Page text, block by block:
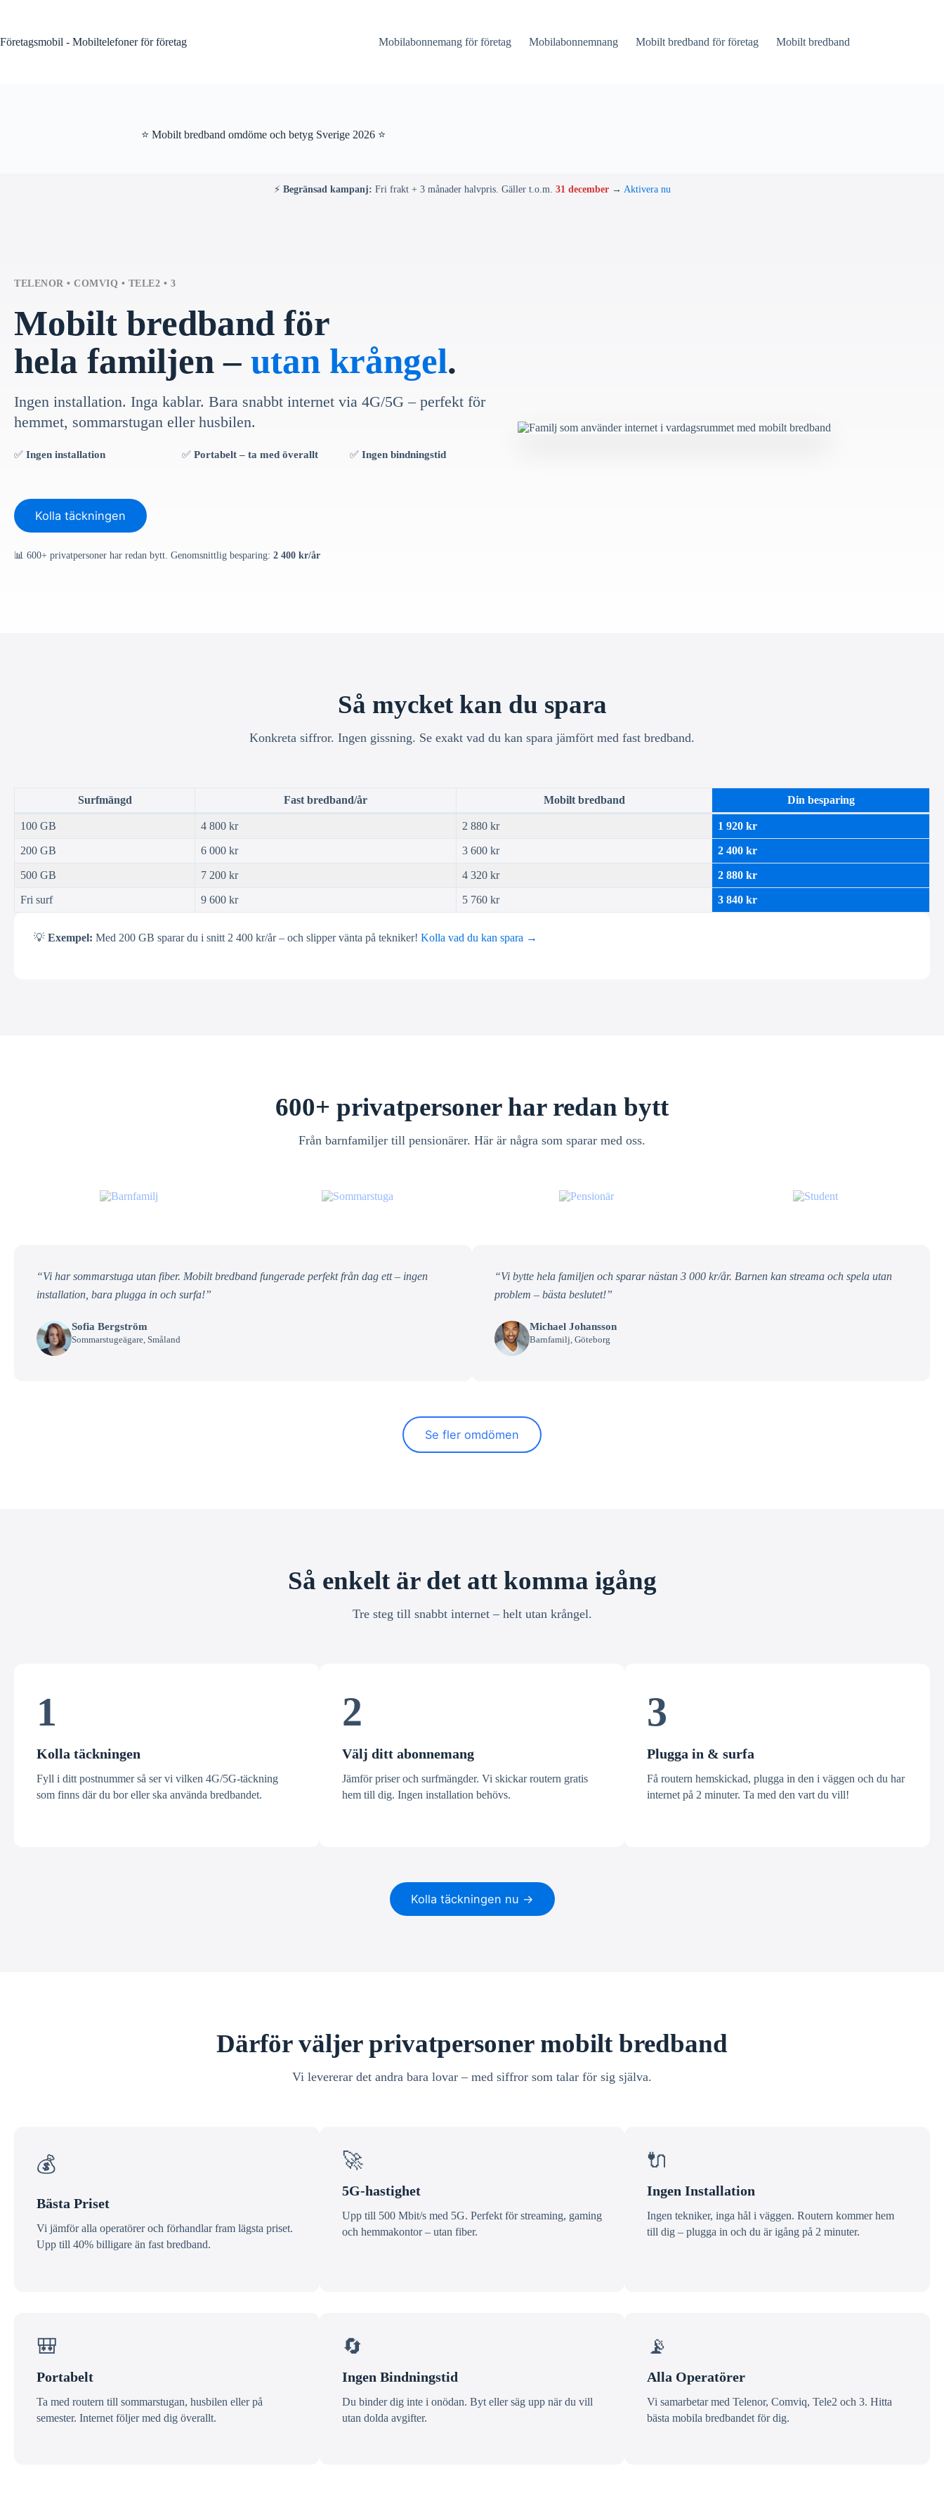
Företagsmobil - Mobiltelefoner för företag
Mobilabonnemang för företag Mobilabonnemnang Mobilt bredband för företag Mobilt bredband
⭐ Mobilt bredband omdöme och betyg Sverige 2026 ⭐
⚡ Begränsad kampanj: Fri frakt + 3 månader halvpris. Gäller t.o.m. 31 december→ Aktivera nu
TELENOR • COMVIQ • TELE2 • 3
Mobilt bredband för
hela familjen – utan krångel.
Ingen installation. Inga kablar. Bara snabbt internet via 4G/5G – perfekt för
hemmet, sommarstugan eller husbilen.
✅ Ingen installation ✅Portabelt – ta med överallt ✅Ingen bindningstid
Kolla täckningen
📊 600+ privatpersoner har redan bytt. Genomsnittlig besparing: 2 400 kr/år
Så mycket kan du spara
Konkreta siffror. Ingen gissning. Se exakt vad du kan spara jämfört med fast bredband.
Surfmängd Fast bredband/år Mobilt bredband Din besparing
100 GB 4 800 kr 2 880 kr 1 920 kr
200 GB 6 000 kr 3 600 kr 2 400 kr
500 GB 7 200 kr 4 320 kr 2 880 kr
Fri surf 9 600 kr 5 760 kr 3 840 kr
💡 Exempel: Med 200 GB sparar du i snitt 2 400 kr/år – och slipper vänta på tekniker! Kolla vad du kan spara →
600+ privatpersoner har redan bytt
Från barnfamiljer till pensionärer. Här är några som sparar med oss.
“Vi har sommarstuga utan fiber. Mobilt bredband fungerade perfekt från dag ett – ingen
installation, bara plugga in och surfa!”
Sofia Bergström
Sommarstugeägare, Småland
“Vi bytte hela familjen och sparar nästan 3 000 kr/år. Barnen kan streama och spela utan
problem – bästa beslutet!”
Michael Johansson
Barnfamilj, Göteborg
Se fler omdömen
Så enkelt är det att komma igång
Tre steg till snabbt internet – helt utan krångel.
1
Kolla täckningen
Fyll i ditt postnummer så ser vi vilken 4G/5G-täckning
som finns där du bor eller ska använda bredbandet.
2
Välj ditt abonnemang
Jämför priser och surfmängder. Vi skickar routern gratis
hem till dig. Ingen installation behövs.
3
Plugga in & surfa
Få routern hemskickad, plugga in den i väggen och du har
internet på 2 minuter. Ta med den vart du vill!
Kolla täckningen nu →
Därför väljer privatpersoner mobilt bredband
Vi levererar det andra bara lovar – med siffror som talar för sig själva.
💰
Bästa Priset
Vi jämför alla operatörer och förhandlar fram lägsta priset.
Upp till 40% billigare än fast bredband.
🚀
5G-hastighet
Upp till 500 Mbit/s med 5G. Perfekt för streaming, gaming
och hemmakontor – utan fiber.
🔌
Ingen Installation
Ingen tekniker, inga hål i väggen. Routern kommer hem
till dig – plugga in och du är igång på 2 minuter.
🎒
Portabelt
Ta med routern till sommarstugan, husbilen eller på
semester. Internet följer med dig överallt.
🔄
Ingen Bindningstid
Du binder dig inte i onödan. Byt eller säg upp när du vill
utan dolda avgifter.
📡
Alla Operatörer
Vi samarbetar med Telenor, Comviq, Tele2 och 3. Hitta
bästa mobila bredbandet för dig.